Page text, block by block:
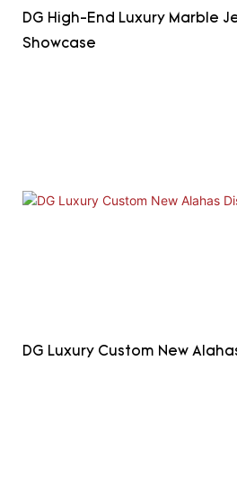
DG High-End Luxury Marble
Showcase
DG Luxury Custom New